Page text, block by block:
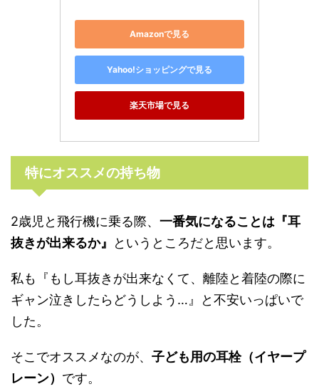
Amazonで見る
Yahoo!ショッピングで見る
楽天市場で見る
特にオススメの持ち物
2歳児と飛行機に乗る際、 一番気になることは『耳
抜きが出来るか』
というところだと思います。
私も『もし耳抜きが出来なくて、離陸と着陸の際に
ギャン泣きしたらどうしよう…』と不安いっぱいで
した。
そこでオススメなのが、 子ども用の耳栓（イヤープ
レーン） です。